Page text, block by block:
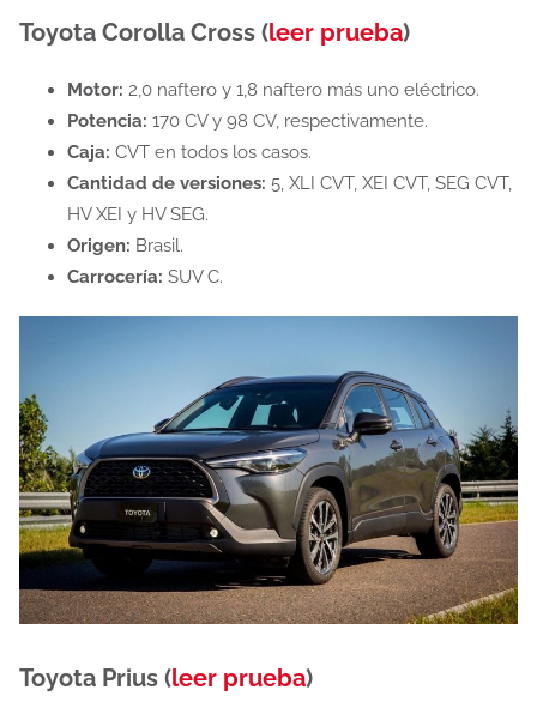
Toyota Corolla Cross (leer prueba)
Motor: 2,0 naftero y 1,8 naftero más uno eléctrico.
Potencia: 170 CV y 98 CV, respectivamente.
Caja: CVT en todos los casos.
Cantidad de versiones: 5, XLI CVT, XEI CVT, SEG CVT,
HV XEI y HV SEG.
Origen: Brasil.
Carrocería: SUV C.
Toyota Prius (leer prueba)